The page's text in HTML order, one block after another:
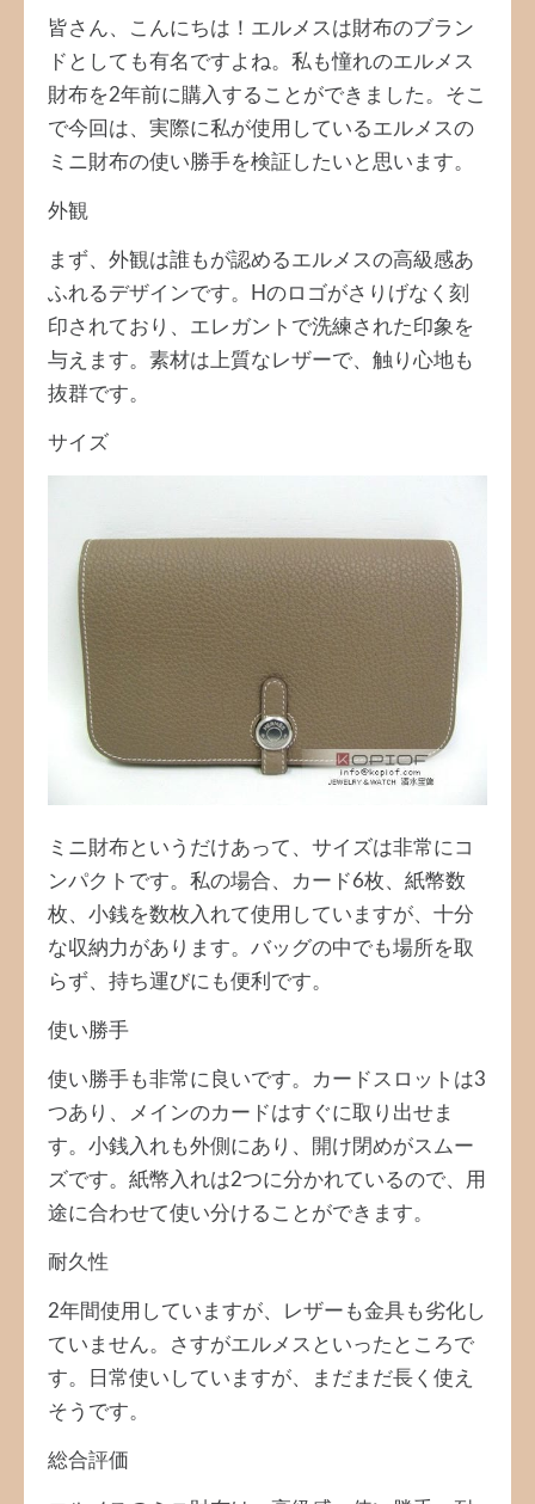
皆さん、こんにちは！エルメスは財布のブラン
ドとしても有名ですよね。私も憧れのエルメス
財布を2年前に購入することができました。そこ
で今回は、実際に私が使用しているエルメスの
ミニ財布の使い勝手を検証したいと思います。
外観
まず、外観は誰もが認めるエルメスの高級感あ
ふれるデザインです。Hのロゴがさりげなく刻
印されており、エレガントで洗練された印象を
与えます。素材は上質なレザーで、触り心地も
抜群です。
サイズ
ミニ財布というだけあって、サイズは非常にコ
ンパクトです。私の場合、カード6枚、紙幣数
枚、小銭を数枚入れて使用していますが、十分
な収納力があります。バッグの中でも場所を取
らず、持ち運びにも便利です。
使い勝手
使い勝手も非常に良いです。カードスロットは3
つあり、メインのカードはすぐに取り出せま
す。小銭入れも外側にあり、開け閉めがスムー
ズです。紙幣入れは2つに分かれているので、用
途に合わせて使い分けることができます。
耐久性
2年間使用していますが、レザーも金具も劣化し
ていません。さすがエルメスといったところで
す。日常使いしていますが、まだまだ長く使え
そうです。
総合評価